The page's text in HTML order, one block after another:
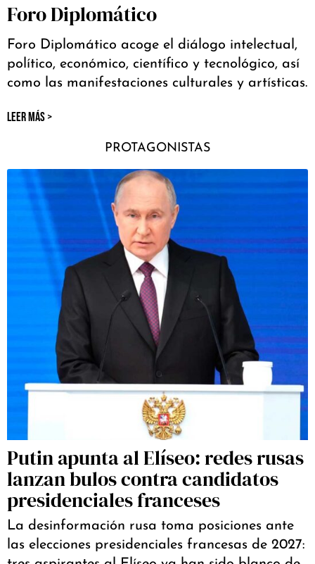
Foro Diplomático
Foro Diplomático acoge el diálogo intelectual,
político, económico, científico y tecnológico, así
como las manifestaciones culturales y artísticas.
LEER MÁS >
PROTAGONISTAS
Putin apunta al Elíseo: redes rusas
lanzan bulos contra candidatos
presidenciales franceses
La desinformación rusa toma posiciones ante
las elecciones presidenciales francesas de 2027: